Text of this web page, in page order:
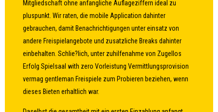
Mitgliedschaft ohne anfangliche Auflageziffern ideal zu
pluspunkt. Wir raten, die mobile Application dahinter
gebrauchen, damit Benachrichtigungen unter einsatz von
andere Freispielangebote und zusatzliche Breaks dahinter
einbehalten. Schlie?lich, unter zuhilfenahme von Zugellos
Erfolg Spielsaal with zero Vorleistung Vermittlungsprovision
vermag gentleman Freispiele zum Probieren beziehen, wenn
dieses Bieten erhaltlich war.